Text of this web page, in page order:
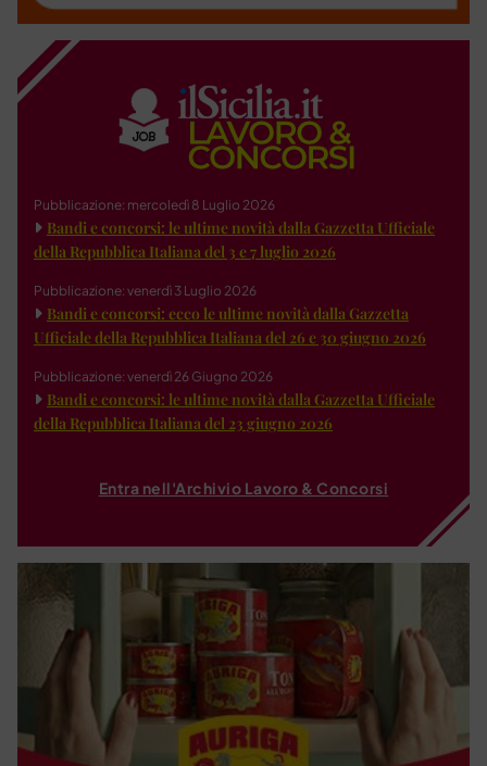
Pubblicazione: mercoledì 8 Luglio 2026
Bandi e concorsi: le ultime novità dalla Gazzetta Ufficiale
della Repubblica Italiana del 3 e 7 luglio 2026
Pubblicazione: venerdì 3 Luglio 2026
Bandi e concorsi: ecco le ultime novità dalla Gazzetta
Ufficiale della Repubblica Italiana del 26 e 30 giugno 2026
Pubblicazione: venerdì 26 Giugno 2026
Bandi e concorsi: le ultime novità dalla Gazzetta Ufficiale
della Repubblica Italiana del 23 giugno 2026
Entra nell'Archivio Lavoro & Concorsi